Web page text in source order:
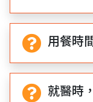
用餐時
就醫時